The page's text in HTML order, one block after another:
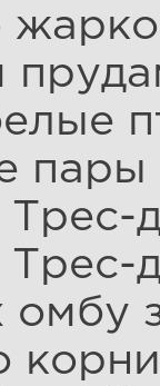
Трес-
Трес-
омбу